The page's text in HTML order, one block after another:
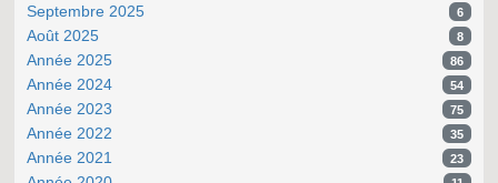
Septembre 2025 6
Août 2025 8
Année 2025 86
Année 2024 54
Année 2023 75
Année 2022 35
Année 2021 23